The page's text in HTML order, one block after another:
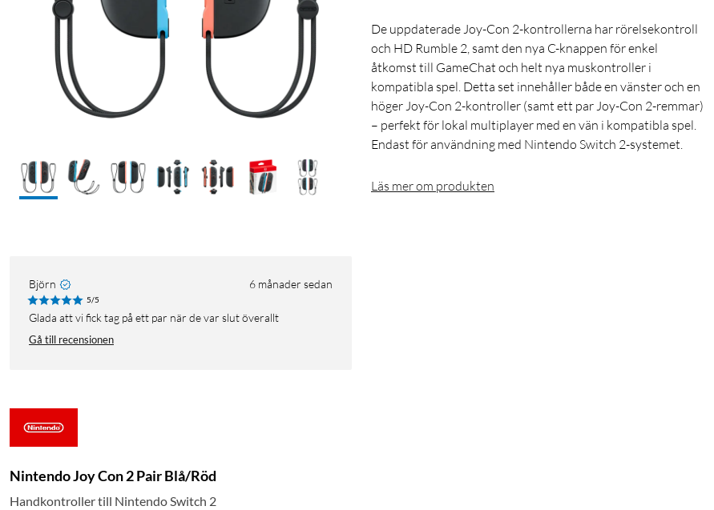
De uppdaterade Joy-Con 2-kontrollerna har rörelsekontroll
och HD Rumble 2, samt den nya C-knappen för enkel
åtkomst till GameChat och helt nya muskontroller i
kompatibla spel. Detta set innehåller både en vänster och en
höger Joy-Con 2-kontroller (samt ett par Joy-Con 2-remmar)
– perfekt för lokal multiplayer med en vän i kompatibla spel.
Endast för användning med Nintendo Switch 2-systemet.
Läs mer om produkten
Björn 6 månader sedan
5/5
Glada att vi fick tag på ett par när de var slut överallt
Gå till recensionen
Nintendo Joy Con 2 Pair Blå/Röd
Handkontroller till Nintendo Switch 2